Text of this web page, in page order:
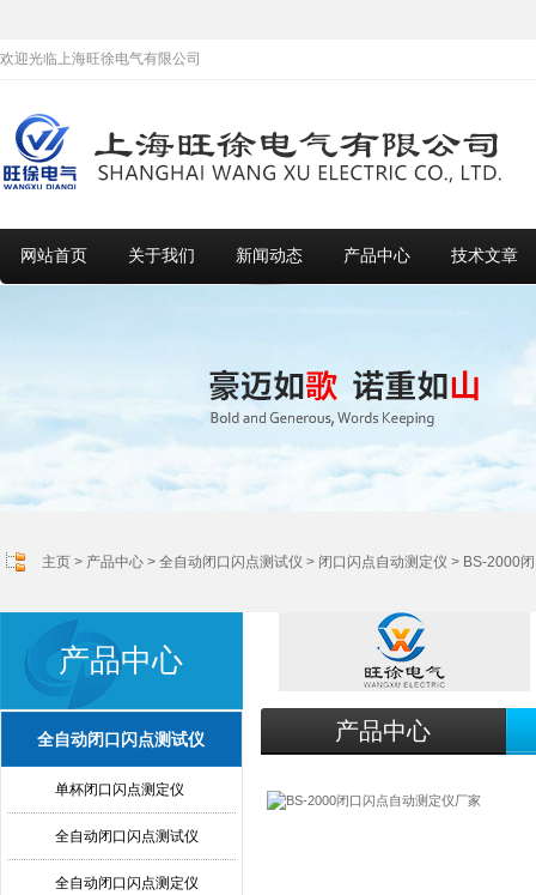
欢迎光临上海旺徐电气有限公司
网站首页 关于我们 新闻动态 产品中心 技术文章
主页 > 产品中心 > 全自动闭口闪点测试仪 > 闭口闪点自动测定仪 > BS-2000
产品中心
全自动闭口闪点测试仪
单杯闭口闪点测定仪
全自动闭口闪点测试仪
全自动闭口闪点测定仪
产品中心